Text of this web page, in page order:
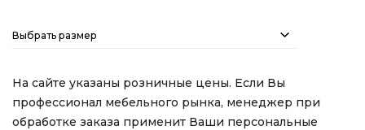
Выбрать размер
На сайте указаны розничные цены. Если Вы
профессионал мебельного рынка, менеджер при
обработке заказа применит Ваши персональные